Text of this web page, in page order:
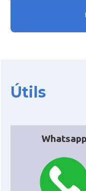
Útils
Whatsapp